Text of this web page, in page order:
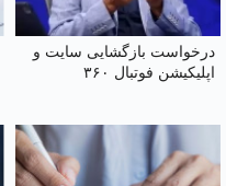
درخواست بازگشایی سایت و
اپلیکیشن فوتبال ۳۶۰